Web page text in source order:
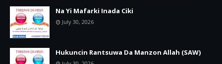
Na Yi Mafarki Inada Ciki
July 30, 2026
Hukuncin Rantsuwa Da Manzon Allah (SAW)